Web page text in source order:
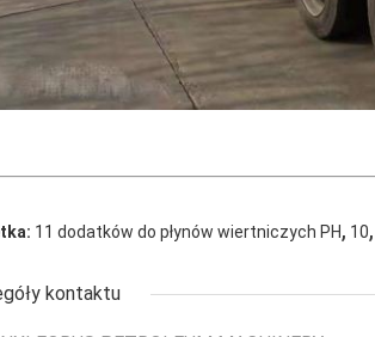
11 dodatków do płynów wiertniczych PH, 10,
kontaktu